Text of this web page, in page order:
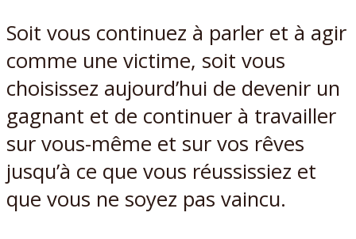
Soit vous continuez à parler et à agir
comme une victime, soit vous
choisissez aujourd’hui de devenir un
gagnant et de continuer à travailler
sur vous-même et sur vos rêves
jusqu’à ce que vous réussissiez et
que vous ne soyez pas vaincu.